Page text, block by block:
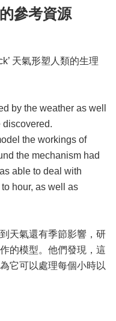
參考資源
天氣形塑人類的生理
by the weather as well
discovered.
the workings of
the mechanism had
able to deal with
hour, as well as
天氣還有季節影響，研
的模型。他們發現，這
它可以處理每個小時以